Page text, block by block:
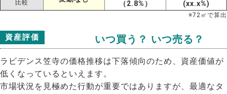
比較
（2.8%）
(xx.x%)
※72 ㎡で算出
資産評価 いつ買う？ いつ売る？
ラビデンス笠寺の価格推移は下落傾向のため、資産価値が
低くなっているといえます。
市場状況を見極めた行動が重要ではありますが、最適なタ